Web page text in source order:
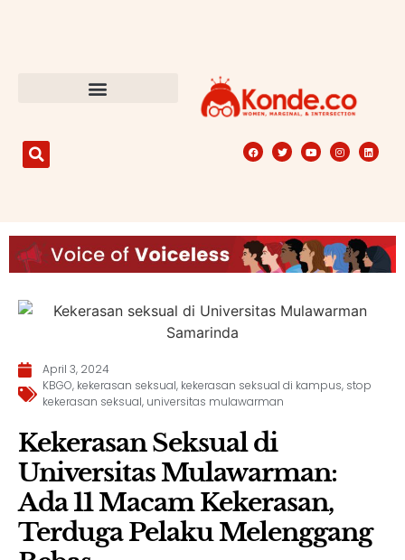
April 3, 2024
KBGO, kekerasan seksual, kekerasan seksual di kampus, stop
kekerasan seksual, universitas mulawarman
Kekerasan Seksual di
Universitas Mulawarman:
Ada 11 Macam Kekerasan,
Terduga Pelaku Melenggang